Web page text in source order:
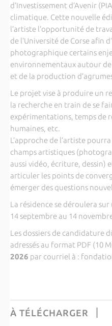
d’Investissement d’Avenir
climatique. Cette nouvelle
l’artiste l’opportunité de
de l’Université de Corse afin
photographique certains
environnementaux autour
et de la production
Le projet vise à produire un
la recherche en train de se
expérimentations, temps de
humaines, etc.
L’approche de l’artiste
champs artistiques
aussi vidéo, écriture, dessin)
articuler les points de
émerger des questions
La résidence se déroulera
14 septembre au 14
Les dossiers de candidature
adressés au format PDF (10
2026 par courriel à :
À TÉLÉCHARGER